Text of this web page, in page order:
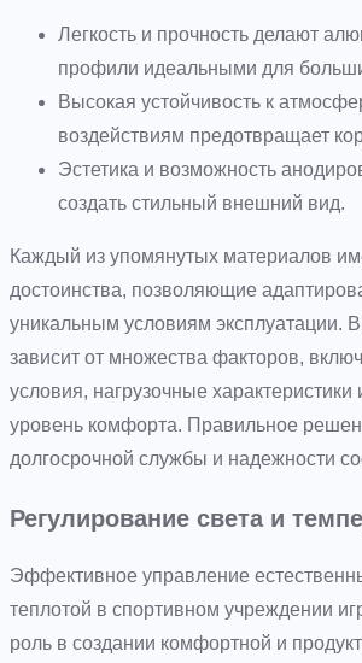
Легкость и прочность делают
профили идеальными для
Высокая устойчивость к
воздействиям предотвращает
Эстетика и возможность
создать стильный внешний вид.
Каждый из упомянутых материалов
достоинства, позволяющие
уникальным условиям эксплуатации.
зависит от множества факторов,
условия, нагрузочные
уровень комфорта. Правильное
долгосрочной службы и надежности
Регулирование света и
Эффективное управление
теплотой в спортивном учреждении
роль в создании комфортной и